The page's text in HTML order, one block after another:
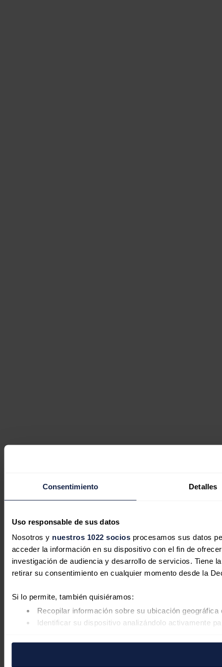
Consentimiento Detalles
Uso responsable de sus datos
Nosotros y nuestros 1022 sociosprocesamos sus datos
acceder la información en su dispositivo con el fin de
investigación de audiencia y desarrollo de servicios. Tiene
retirar su consentimiento en cualquier momento desde la
Si lo permite, también quisiéramos:
Recopilar información sobre su ubicación
Identificar su dispositivo analizándolo activamente